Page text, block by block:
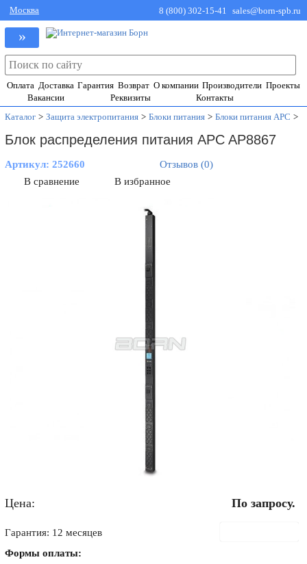
Москва 8 (800) 302-15-41 sales@born-spb.ru
»
Оплата Доставка Гарантия Возврат О компании Производители Проекты
Вакансии
Реквизиты
Контакты
Каталог > Защита электропитания > Блоки питания > Блоки питания APC >
Блок распределения питания APC AP8867
Артикул:252660
Отзывов (0)
В сравнение
В избранное
Цена: По запросу.
Гарантия: 12 месяцев
Формы оплаты: